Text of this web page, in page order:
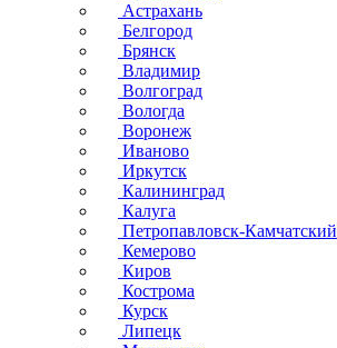
Астрахань
Белгород
Брянск
Владимир
Волгоград
Вологда
Воронеж
Иваново
Иркутск
Калининград
Калуга
Петропавловск-Камчатский
Кемерово
Киров
Кострома
Курск
Липецк